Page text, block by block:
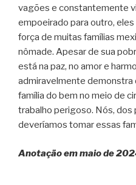
vagões e constantemente
empoeirado para outro,
força de muitas famílias
nômade. Apesar de sua
está na paz, no amor e
admiravelmente demonstra
família do bem no meio de
trabalho perigoso. Nós, dos
deveríamos tomar essas
Anotação em maio de